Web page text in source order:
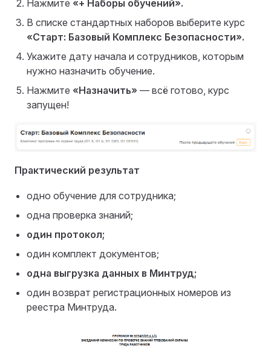
Нажмите «+ Наборы обучений».
В списке стандартных наборов выберите курс
«Старт: Базовый Комплекс Безопасности».
Укажите дату начала и сотрудников, которым
нужно назначить обучение.
Нажмите «Назначить» — всё готово, курс
запущен!
Практический результат
одно обучение для сотрудника;
одна проверка знаний;
один протокол;
один комплект документов;
одна выгрузка данных в Минтруд;
один возврат регистрационных номеров из
реестра Минтруда.